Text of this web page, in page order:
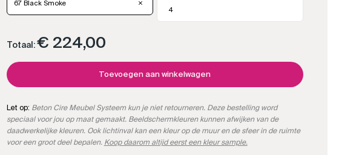
67 Black Smoke
Totaal:€ 224,00
Toevoegen aan winkelwagen
Let op: Beton Cire Meubel Systeem kun je niet retourneren. Deze bestelling word
speciaal voor jou op maat gemaakt. Beeldschermkleuren kunnen afwijken van de
daadwerkelijke kleuren. Ook lichtinval kan een kleur op de muur en de sfeer in de ruimte
voor een groot deel bepalen. Koop daarom altijd eerst een kleur sample.